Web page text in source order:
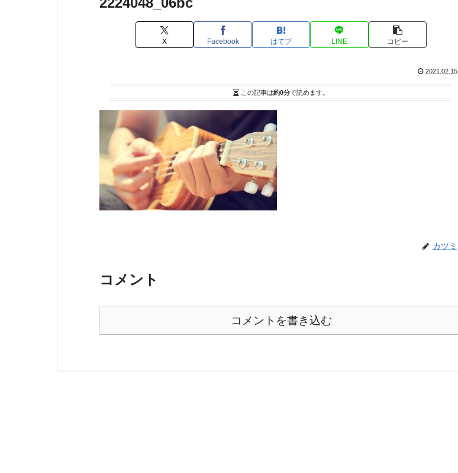
X Facebook はてブ LINE コピー
2021.02.15
この記事は約0分で読めます。
カツミ
コメント
コメントを書き込む